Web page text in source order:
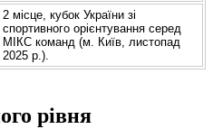
2 місце, кубок України зі
спортивного орієнтування серед
МІКС команд (м. Київ, листопад
2025 р.).
рівня